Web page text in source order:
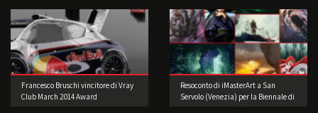
Francesco Bruschi vincitore di Vray
Club March 2014 Award
Resoconto di iMasterArt a San
Servolo (Venezia) per la Biennale di